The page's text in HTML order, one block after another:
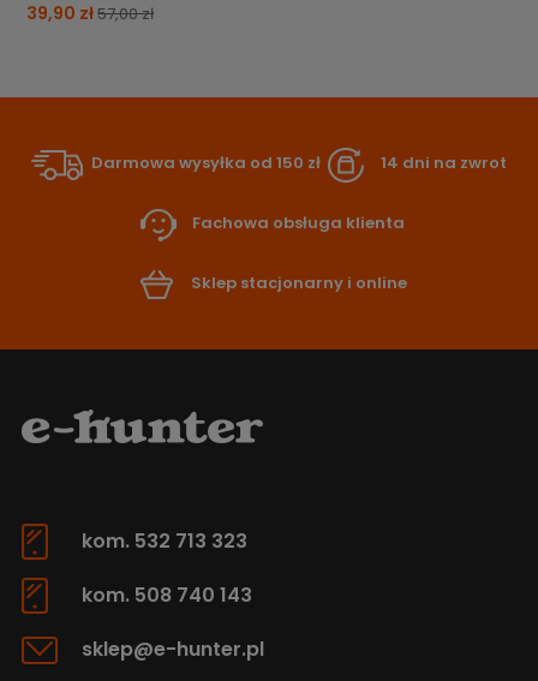
39,90 zł57,00 zł
Darmowa wysyłka od 150 zł 14 dni na zwrot
Fachowa obsługa klienta
Sklep stacjonarny i online
kom. 532 713 323
kom. 508 740 143
sklep@e-hunter.pl